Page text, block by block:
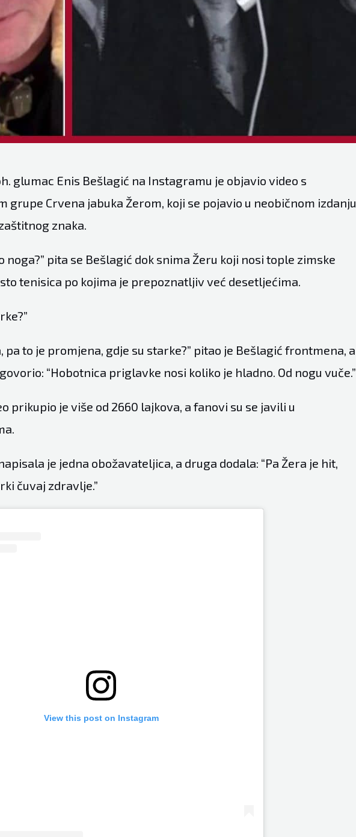
glumac Enis Bešlagić na Instagramu je objavio video s
grupe Crvena jabuka Žerom, koji se pojavio u neobičnom izdanju
znaka.
noga?” pita se Bešlagić dok snima Žeru koji nosi tople zimske
tenisica po kojima je prepoznatljiv već desetljećima.
pa to je promjena, gdje su starke?” pitao je Bešlagić frontmena, a
“Hobotnica priglavke nosi koliko je hladno. Od nogu vuče.”
prikupio je više od 2660 lajkova, a fanovi su se javili u
je jedna obožavateljica, a druga dodala: “Pa Žera je hit,
čuvaj zdravlje.”
View this post on Instagram